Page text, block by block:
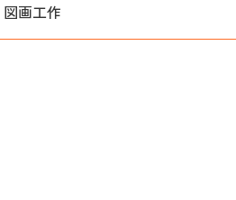
図画工作